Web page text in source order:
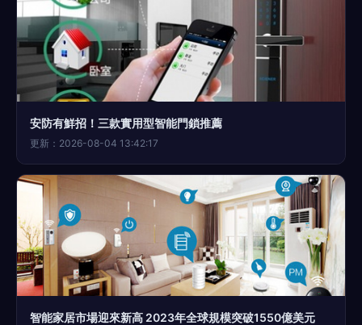
安防有鮮招！三款實用型智能門鎖推薦
更新：2026-08-04 13:42:17
智能家居市場迎來新高 2023年全球規模突破1550億美元